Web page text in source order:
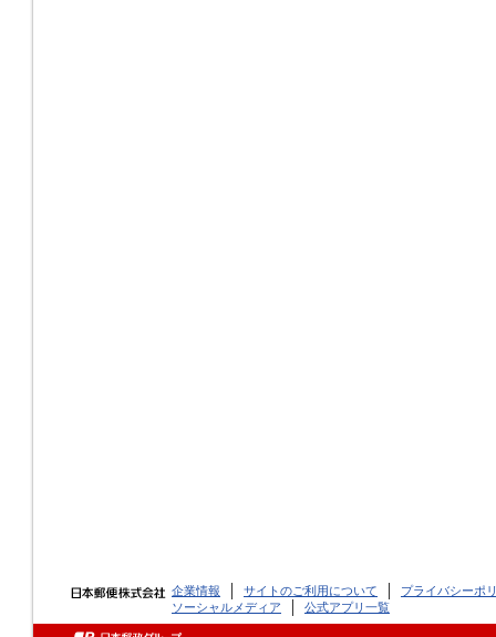
企業情報 サイトのご利用について
プライバシーポ
ソーシャルメディア
公式アプリ一覧